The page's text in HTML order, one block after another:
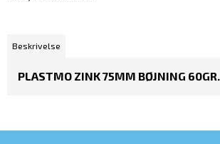
Beskrivelse
PLASTMO ZINK 75MM BØJNING 60GR.